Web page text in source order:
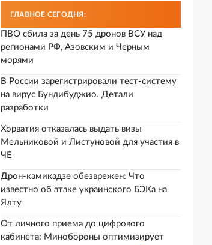
ГЛАВНОЕ СЕГОДНЯ:
ПВО сбила за день 75 дронов ВСУ над
регионами РФ, Азовским и Черным
морями
В России зарегистрировали тест-систему
на вирус Бундибуджио. Детали
разработки
Хорватия отказалась выдать визы
Мельниковой и Листуновой для участия в
ЧЕ
Дрон-камикадзе обезврежен: Что
известно об атаке украинского БЭКа на
Ялту
От личного приема до цифрового
кабинета: Минобороны оптимизирует